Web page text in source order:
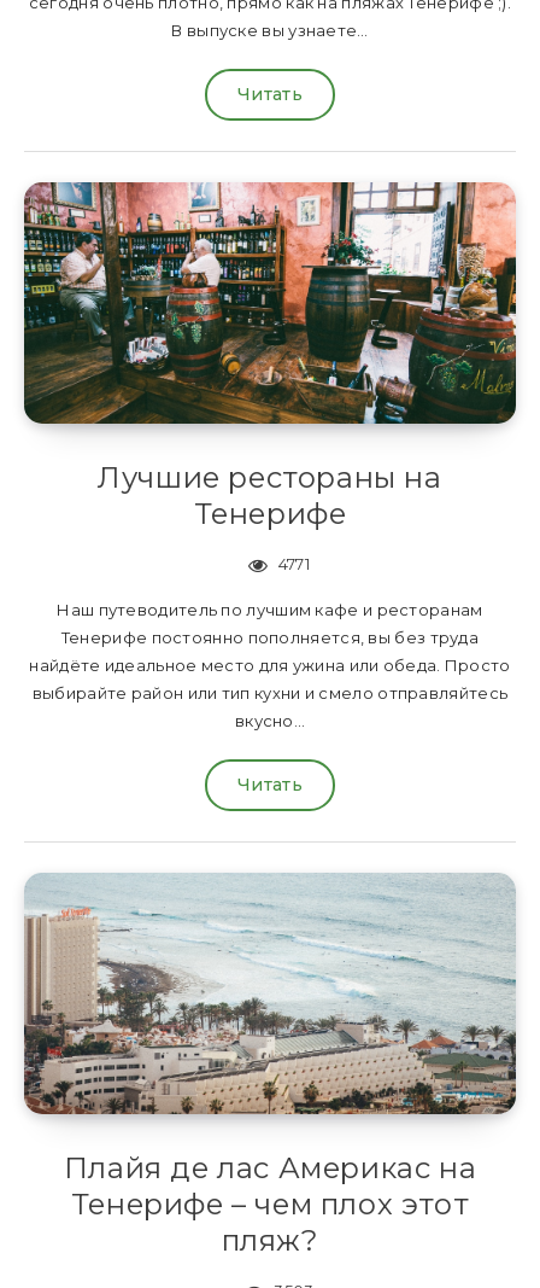
В выпуске вы узнаете…
Читать
Лучшие рестораны на
Тенерифе
4771
Наш путеводитель по лучшим кафе и ресторанам
Тенерифе постоянно пополняется, вы без труда
найдёте идеальное место для ужина или обеда. Просто
выбирайте район или тип кухни и смело отправляйтесь
вкусно…
Читать
Плайя де лас Америкас на
Тенерифе – чем плох этот
пляж?